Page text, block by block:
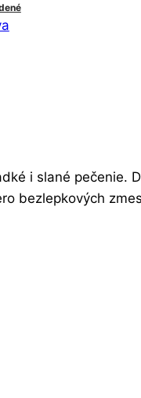
i slané pečenie.
bezlepkových